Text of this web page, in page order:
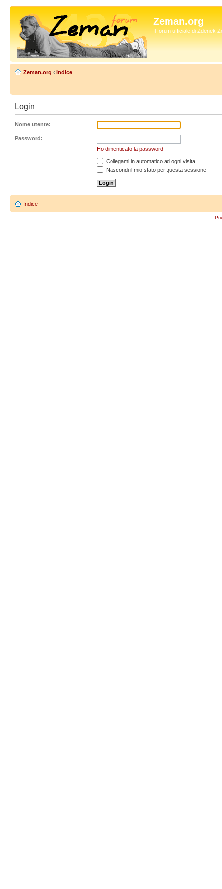
Zeman.org
Il forum ufficiale di Zdenek
Zeman.org ‹ Indice
Login
Nome utente:
Password:
Ho dimenticato la password
Collegami in automatico ad ogni visita
Nascondi il mio stato per questa sessione
Indice